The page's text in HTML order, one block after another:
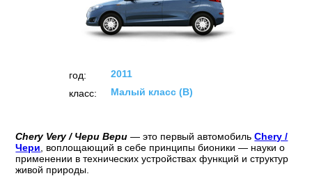
год:
2011
класс:
Малый класс (B)
Chery Very / Чери Вери — это первый автомобильChery /
Чери , воплощающий в себе принципы бионики — науки о
применении в технических устройствах функций и структур
живой природы.